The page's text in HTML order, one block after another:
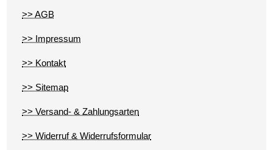
>> AGB
>> Impressum
>> Kontakt
>> Sitemap
>> Versand- & Zahlungsarten
>> Widerruf & Widerrufsformular